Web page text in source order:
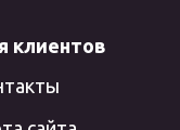
клиентов